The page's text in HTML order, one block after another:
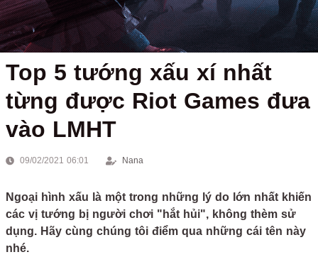
Top 5 tướng xấu xí nhất
từng được Riot Games đưa
vào LMHT
09/02/2021 06:01 Nana
Ngoại hình xấu là một trong những lý do lớn nhất khiến
các vị tướng bị người chơi "hắt hủi", không thèm sử
dụng. Hãy cùng chúng tôi điểm qua những cái tên này
nhé.